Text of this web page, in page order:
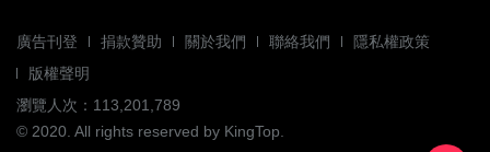
廣告刊登 捐款贊助 關於我們 聯絡我們
隱私權政策
版權聲明
瀏覽人次：113,201,789
© 2020. All rights reserved by KingTop.